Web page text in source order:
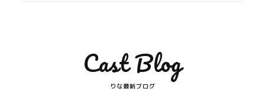
Cast Blog
りな最新ブログ